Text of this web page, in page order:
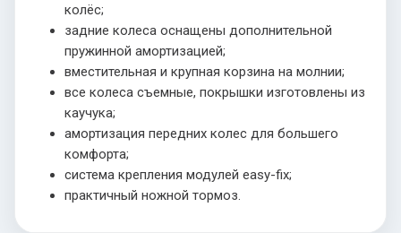
колёс;
задние колеса оснащены дополнительной
пружинной амортизацией;
вместительная и крупная корзина на молнии;
все колеса съемные, покрышки изготовлены из
каучука;
амортизация передних колес для большего
комфорта;
система крепления модулей easy-fix;
практичный ножной тормоз.